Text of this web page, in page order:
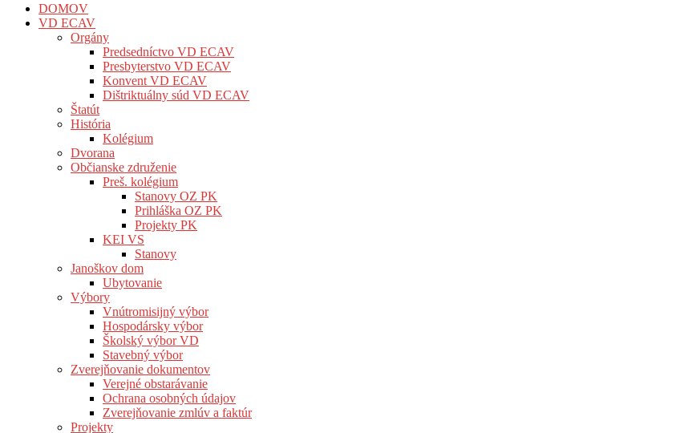
DOMOV
VD ECAV
Orgány
Predsedníctvo VD ECAV
Presbyterstvo VD ECAV
Konvent VD ECAV
Dištriktuálny súd VD ECAV
Štatút
História
Kolégium
Dvorana
Občianske združenie
Preš. kolégium
Stanovy OZ PK
Prihláška OZ PK
Projekty PK
KEI VS
Stanovy
Janoškov dom
Ubytovanie
Výbory
Vnútromisijný výbor
Hospodársky výbor
Školský výbor VD
Stavebný výbor
Zverejňovanie dokumentov
Verejné obstarávanie
Ochrana osobných údajov
Zverejňovanie zmlúv a faktúr
Projekty